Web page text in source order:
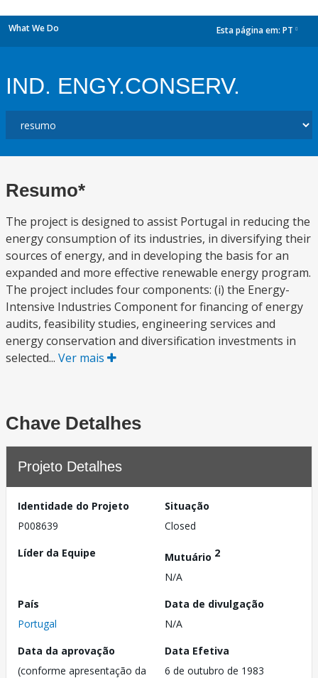
What We Do Esta página em: PT
IND. ENGY.CONSERV.
Resumo*
The project is designed to assist Portugal in reducing the
energy consumption of its industries, in diversifying their
sources of energy, and in developing the basis for an
expanded and more effective renewable energy program.
The project includes four components: (i) the Energy-
Intensive Industries Component for financing of energy
audits, feasibility studies, engineering services and
energy conservation and diversification investments in
selected... Ver mais
Chave Detalhes
Projeto Detalhes
Identidade do Projeto
P008639
Situação
Closed
Líder da Equipe
Mutuário 2
N/A
País
Portugal
Data de divulgação
N/A
Data da aprovação
(conforme apresentação da
Data Efetiva
6 de outubro de 1983